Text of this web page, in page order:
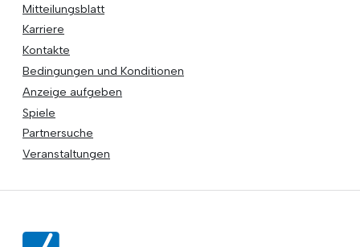
Mitteilungsblatt
Karriere
Kontakte
Bedingungen und Konditionen
Anzeige aufgeben
Spiele
Partnersuche
Veranstaltungen